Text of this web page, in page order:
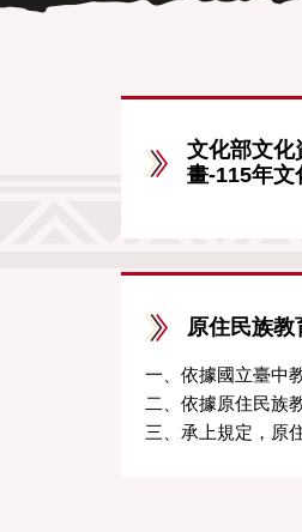
文化部文化
畫-115年文
原住民族
一、依據國立臺中
二、依據原住民族
三、承上規定，原